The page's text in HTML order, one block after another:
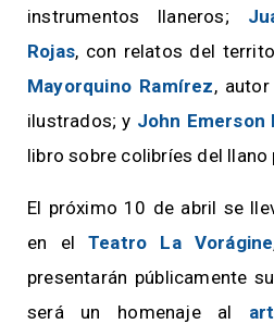
instrumentos llaneros;
Rojas, con relatos del
Mayorquino Ramírez,
ilustrados; y John Emerson
libro sobre colibríes del llano
El próximo 10 de abril se
en elTeatro La Vorágine
presentarán públicamente
será un homenaje al